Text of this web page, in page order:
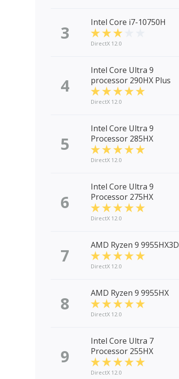
3 Intel Core i7-10750H
DirectX 12.0
4
Intel Core Ultra 9
processor 290HX Plus
DirectX 12.0
5
Intel Core Ultra 9
Processor 285HX
DirectX 12.0
6
Intel Core Ultra 9
Processor 275HX
DirectX 12.0
7 AMD Ryzen 9 9955HX3D
DirectX 12.0
8 AMD Ryzen 9 9955HX
DirectX 12.0
9
Intel Core Ultra 7
Processor 255HX
DirectX 12.0